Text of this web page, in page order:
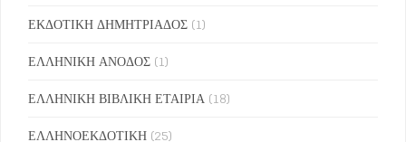
ΕΚΔΟΤΙΚΗ ΔΗΜΗΤΡΙΑΔΟΣ (1)
ΕΛΛΗΝΙΚΗ ΑΝΟΔΟΣ (1)
ΕΛΛΗΝΙΚΗ ΒΙΒΛΙΚΗ ΕΤΑΙΡΙΑ (18)
ΕΛΛΗΝΟΕΚΔΟΤΙΚΗ (25)